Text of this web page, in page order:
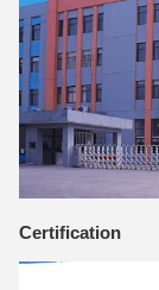
Certification